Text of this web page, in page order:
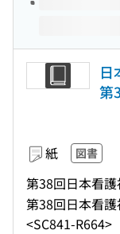
日
第
紙 図書
第38回日本看
第38回日本看
<SC841-R664>